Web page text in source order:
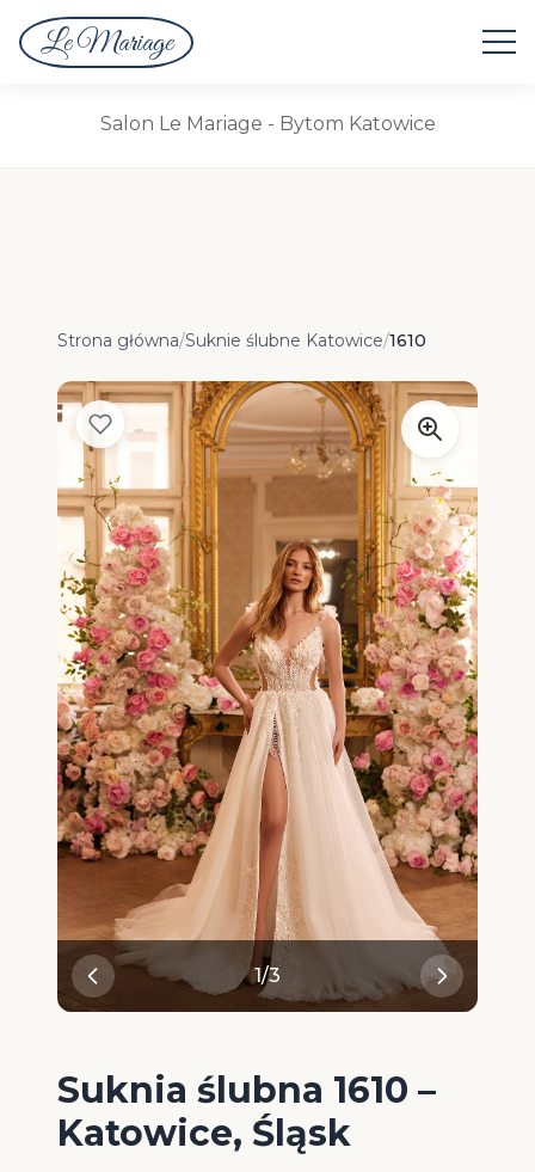
Le MariageSuknie Ślubne
Salon Le Mariage - Bytom Katowice
Strona główna/Suknie ślubne Katowice/1610
1/3
Suknia ślubna 1610 –
Katowice, Śląsk